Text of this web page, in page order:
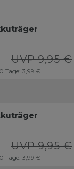
UVP 9,95 €
Tage: 3,99 €
UVP 9,95 €
Tage: 3,99 €